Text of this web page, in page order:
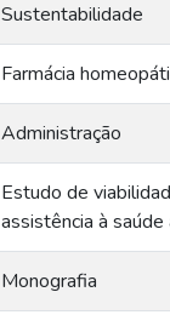
Sustentabilidade
Farmácia
Administração
Estudo de
assistência à
Monografia